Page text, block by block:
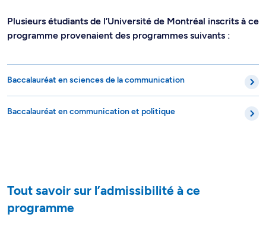
Plusieurs étudiants de l’Université de Montréal inscrits à ce
programme provenaient des programmes suivants :
Baccalauréat en sciences de la communication
Baccalauréat en communication et politique
Tout savoir sur l’admissibilité à ce
programme